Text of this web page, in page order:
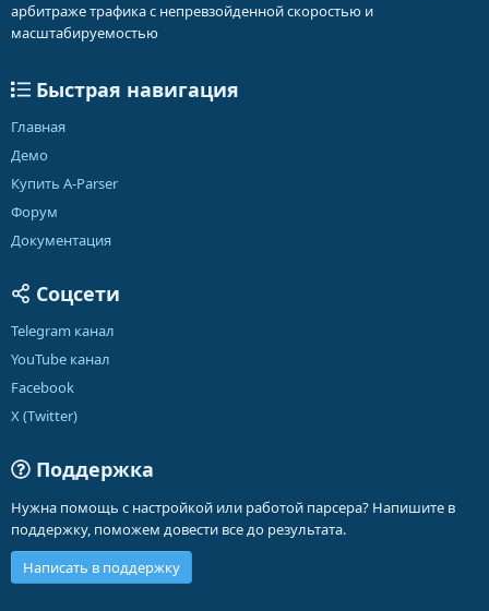
арбитраже трафика с непревзойденной скоростью и
масштабируемостью
Быстрая навигация
Главная
Демо
Купить A-Parser
Форум
Документация
Соцсети
Telegram канал
YouTube канал
Facebook
X (Twitter)
Поддержка
Нужна помощь с настройкой или работой парсера? Напишите в
поддержку, поможем довести все до результата.
Написать в поддержку